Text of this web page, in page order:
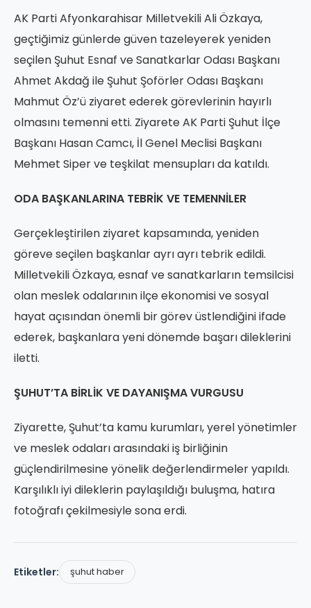
AK Parti Afyonkarahisar Milletvekili Ali Özkaya,
geçtiğimiz günlerde güven tazeleyerek yeniden
seçilen Şuhut Esnaf ve Sanatkarlar Odası Başkanı
Ahmet Akdağ ile Şuhut Şoförler Odası Başkanı
Mahmut Öz’ü ziyaret ederek görevlerinin hayırlı
olmasını temenni etti. Ziyarete AK Parti Şuhut İlçe
Başkanı Hasan Camcı, İl Genel Meclisi Başkanı
Mehmet Siper ve teşkilat mensupları da katıldı.
ODA BAŞKANLARINA TEBRİK VE TEMENNİLER
Gerçekleştirilen ziyaret kapsamında, yeniden
göreve seçilen başkanlar ayrı ayrı tebrik edildi.
Milletvekili Özkaya, esnaf ve sanatkarların temsilcisi
olan meslek odalarının ilçe ekonomisi ve sosyal
hayat açısından önemli bir görev üstlendiğini ifade
ederek, başkanlara yeni dönemde başarı dileklerini
iletti.
ŞUHUT’TA BİRLİK VE DAYANIŞMA VURGUSU
Ziyarette, Şuhut’ta kamu kurumları, yerel yönetimler
ve meslek odaları arasındaki iş birliğinin
güçlendirilmesine yönelik değerlendirmeler yapıldı.
Karşılıklı iyi dileklerin paylaşıldığı buluşma, hatıra
fotoğrafı çekilmesiyle sona erdi.
Etiketler: şuhut haber